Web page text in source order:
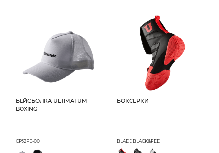
БЕЙСБОЛКА ULTIMATUM
BOXING
CP32PE-00
БОКСЕРКИ
BLADE BLACK&RED